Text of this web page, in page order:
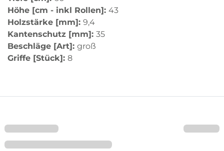
Höhe [cm - inkl Rollen]: 43
Holzstärke [mm]: 9,4
Kantenschutz [mm]: 35
Beschläge [Art]: groß
Griffe [Stück]: 8